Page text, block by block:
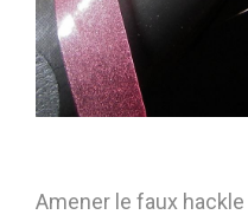
Amener le faux